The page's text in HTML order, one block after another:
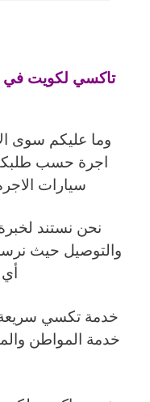
وما عليكم سوى
اجرة حسب
سيارات
نحن نستند
والتوصيل حيث
خدمة تكسي
خدمة المواطن